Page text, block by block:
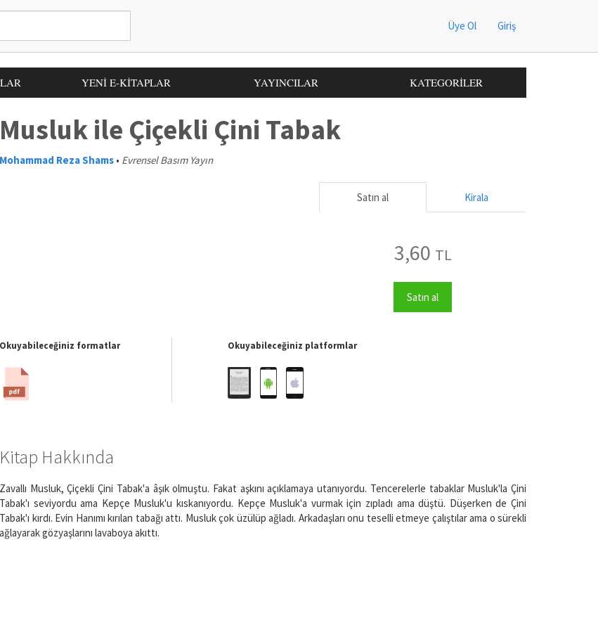
Üye Ol Giriş
YENİ E-KİTAPLAR YAYINCILAR KATEGORİLER
Musluk ile Çiçekli Çini Tabak
Mohammad Reza Shams • Evrensel Basım Yayın
Satın al Kirala
3,60 TL
Satın al
Okuyabileceğiniz formatlar Okuyabileceğiniz platformlar
Kitap Hakkında
Zavallı Musluk, Çiçekli Çini Tabak'a âşık olmuştu. Fakat aşkını açıklamaya utanıyordu. Tencerelerle tabaklar Musluk'la Çini
Tabak'ı seviyordu ama Kepçe Musluk'u kıskanıyordu. Kepçe Musluk'a vurmak için zıpladı ama düştü. Düşerken de Çini
Tabak'ı kırdı. Evin Hanımı kırılan tabağı attı. Musluk çok üzülüp ağladı. Arkadaşları onu teselli etmeye çalıştılar ama o sürekli
ağlayarak gözyaşlarını lavaboya akıttı.